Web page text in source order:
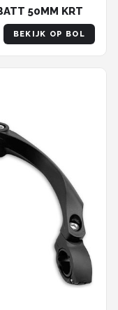
50MM KRT
BEKIJK OP BOL